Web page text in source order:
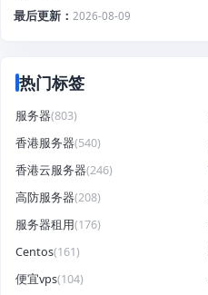
最后更新
2026-08-09
热门标签
服务器(803)
香港服务器(540)
香港云服务器(246)
高防服务器(208)
服务器租用(176)
Centos(161)
便宜vps(104)